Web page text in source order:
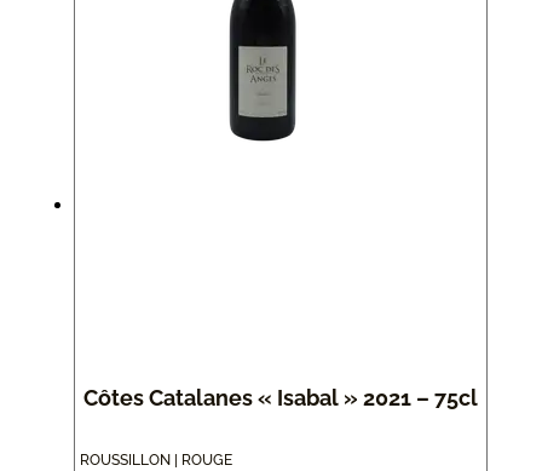
Côtes Catalanes « Isabal » 2021 – 75cl
ROUSSILLON | ROUGE